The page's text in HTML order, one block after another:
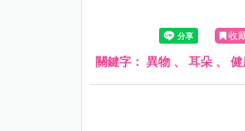
收
關鍵字： 異物 、 耳朵 、 健